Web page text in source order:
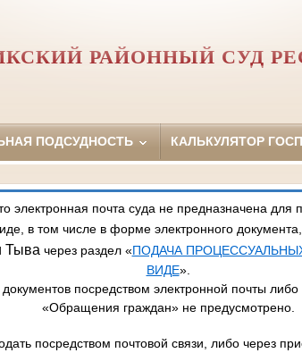
РАЙОННЫЙ СУД
ПОДСУДНОСТЬ КАЛЬКУЛЯТОР
почта суда не предназначена для
в том числе в форме электронного
Тывачерез раздел «ПОДАЧА
ВИДЕ».
посредством электронной почты
«Обращения граждан» не предусмотрено.
посредством почтовой связи, либо через